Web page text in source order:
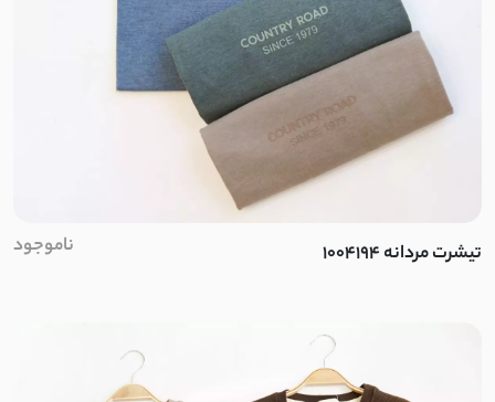
لمروز
اسپان تو کرک
دلوا کتان
هایدی تی سی
سویید
پشمی نرم و لطیف
تیشرت مردانه 1004194 ناموجود